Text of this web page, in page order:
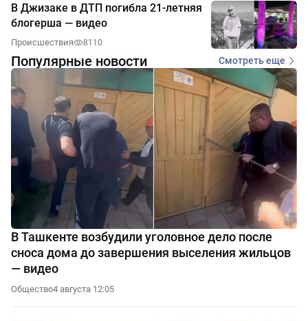
В Джизаке в ДТП погибла 21-летняя
блогерша — видео
Происшествия 8110
Популярные новости Смотреть еще
В Ташкенте возбудили уголовное дело после
сноса дома до завершения выселения жильцов
— видео
Общество4 августа 12:05